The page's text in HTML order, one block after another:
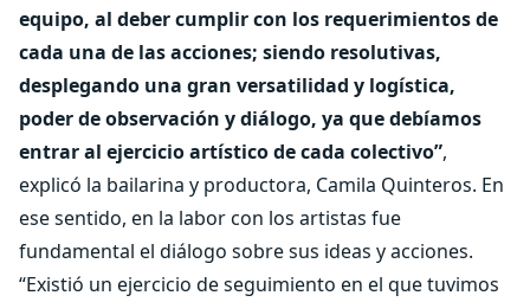
equipo, al deber cumplir con los requerimientos de
cada una de las acciones; siendo resolutivas,
desplegando una gran versatilidad y logística,
poder de observación y diálogo, ya que debíamos
entrar al ejercicio artístico de cada colectivo”,
explicó la bailarina y productora, Camila Quinteros. En
ese sentido, en la labor con los artistas fue
fundamental el diálogo sobre sus ideas y acciones.
“Existió un ejercicio de seguimiento en el que tuvimos